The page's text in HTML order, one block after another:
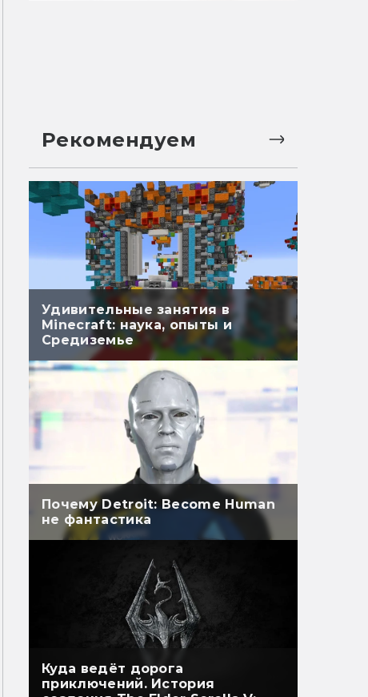
Рекомендуем
Удивительные занятия в
Minecraft: наука, опыты и
Средиземье
Почему Detroit: Become Human
не фантастика
Куда ведёт дорога
приключений. История